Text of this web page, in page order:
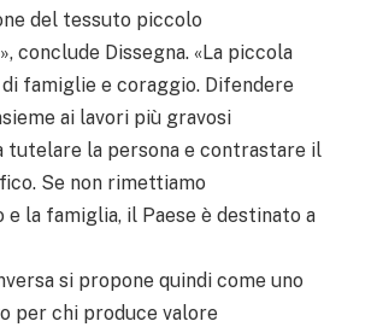
del tessuto piccolo
conclude Dissegna. «La piccola
famiglie e coraggio. Difendere
ai lavori più gravosi
tutelare la persona e contrastare il
Se non rimettiamo
e la famiglia, il Paese è destinato a
si propone quindi come uno
per chi produce valore